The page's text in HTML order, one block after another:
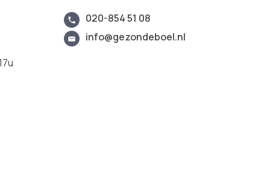
020-854 51 08
info@gezondeboel.nl